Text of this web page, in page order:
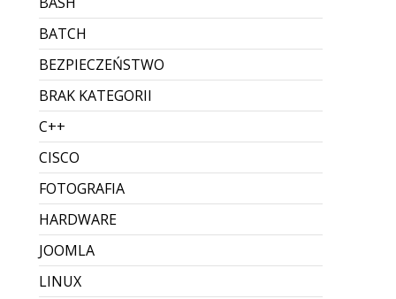
BATCH
BEZPIECZEŃSTWO
BRAK KATEGORII
C++
CISCO
FOTOGRAFIA
HARDWARE
JOOMLA
LINUX